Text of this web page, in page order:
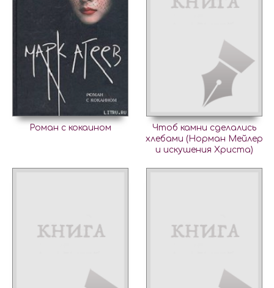
Роман с кокаином
Чтоб камни сделались
хлебами (Норман Мейлер
и искушения Христа)